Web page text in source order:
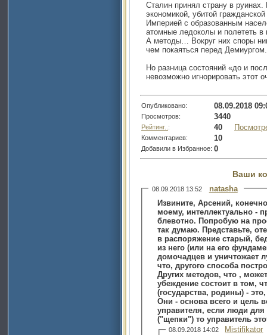
Сталин принял страну в
экономикой, убитой
Империей с образованным
атомные ледоколы и полететь в
А методы… Вокруг них споры
чем покаяться перед Демиургом.
Но разница состояний «до и
невозможно игнорировать этот
Опубликовано: 08.09.2018
Просмотров: 3440
Рейтинг.. : 40
Комментариев: 10
Добавили в Избранное: 0
Ваши
08.09.2018 13:52
natasha
Извините, Арсений,
моему, интеллектуально -
блевотно. Попробую на
так думаю. Представьте, отец большого
в распоряжение старый,
из него (или на его фундаменте) новый, он ссучивает
домочадцев и уничтожает
что, другого способа
Других методов, что , может,
убеждение состоит в том,
(государства, родины) -
Они - основа всего и цель
управителя, если люди
("щепки") то управитель
08.09.2018 14:02
Mistifikator